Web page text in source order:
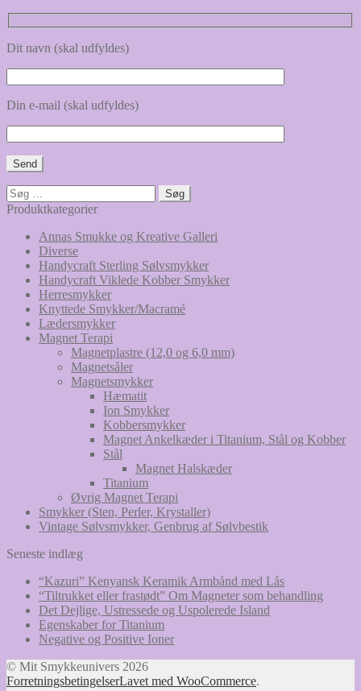
Dit navn (skal udfyldes)
Din e-mail (skal udfyldes)
Søg
efter:
Produktkategorier
Annas Smukke og Kreative Galleri
Diverse
Handycraft Sterling Sølvsmykker
Handycraft Viklede Kobber Smykker
Herresmykker
Knyttede Smykker/Macramé
Lædersmykker
Magnet Terapi
Magnetplastre (12,0 og 6,0 mm)
Magnetsåler
Magnetsmykker
Hæmatit
Ion Smykker
Kobbersmykker
Magnet Ankelkæder i Titanium, Stål og Kobber
Stål
Magnet Halskæder
Titanium
Øvrig Magnet Terapi
Smykker (Sten, Perler, Krystaller)
Vintage Sølvsmykker, Genbrug af Sølvbestik
Seneste indlæg
“Kazuri” Kenyansk Keramik Armbånd med Lås
“Tiltrukket eller frastødt” Om Magneter som behandling
Det Dejlige, Ustressede og Uspolerede Island
Egenskaber for Titanium
Negative og Positive Ioner
© Mit Smykkeunivers 2026
ForretningsbetingelserLavet med WooCommerce.